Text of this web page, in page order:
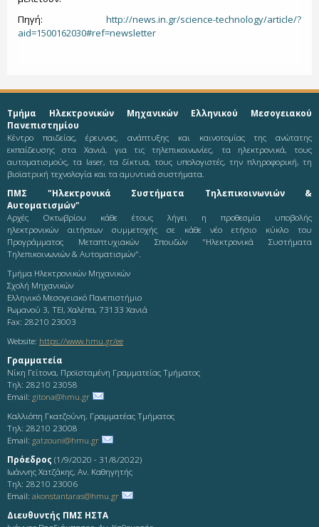
Πηγή: http://news.in.gr/science-technology/article/?
aid=1500162030#ref=newsletter
Τμήμα Ηλεκτρονικών Μηχανικών Ελληνικού Μεσογειακού
Πανεπιστημίου
Κέντρο παιδείας, έρευνας, ανάπτυξης και καινοτομίας της ανώτατης
εκπαίδευσης στα Χανιά, για τις τηλεπικοινωνίες, τα ηλεκτρονικά, τους
αυτοματισμούς, τα laser, τα δίκτυα, τους υπολογιστές, την πληροφορική, τη
βιοϊατρική τεχνολογία και τα αμυντικά συστήματα.
ΠΜΣ "Ηλεκτρονικά Συστήματα Τηλεπικοινωνιών &
Αυτοματισμών"
Αρχές Οκτωβρίου κάθε έτους λήγει η προθεσμία υποβολής
ηλεκτρονικών αιτήσεων συμμετοχής σε κάθε νέο ετήσιο κύκλο του
Προγράμματος Μεταπτυχιακών Σπουδών "Ηλεκτρονικά Συστήματα
Τηλεπικοινωνιών & Αυτοματισμών".
Τμήμα Ηλεκτρονικών Μηχανικών
Σχολή Μηχανικών
Ελληνικό Μεσογειακό Πανεπιστήμιο
Ρωμανού 3, ΤΕΙ, Χαλέπα, 73133 Χανιά
Fax: 28210 23003
Website: https://www.hmu.gr/ee
Γραμματεία
Νίκη Γείτονα, Προϊσταμένη Γραμματείας Τμήματος
Τηλ: 28210 23058
Email: gitona@hmu.gr
Καλλιόπη Γκατζούνη, Γραμματέας Τμήματος
Τηλ: 28210 23008
Email: gatzouni@hmu.gr
Πρόεδρος (1/9/2020 - 31/8/2022)
Ιωάννης Χατζάκης, Αν. Καθηγητής
Τηλ: 28210 23006
Email: akonstantaras@hmu.gr
Διευθυντής ΠΜΣ ΗΣΤΑ